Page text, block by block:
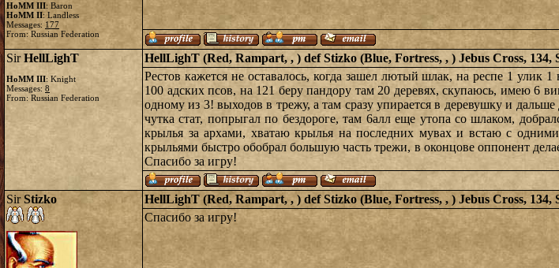
HoMM III: Baron
HoMM II: Landless
Messages: 177
From: Russian Federation
SirHellLighT
HoMM III: Knight
Messages: 8
From: Russian Federation
HellLighT (Red, Rampart, , ) def Stizko (Blue, Fortress, , ) Jebus Cross, 134,
Рестов кажется не оставалось, когда зашел лютый шлак, на респе 1 улик
100 адских псов, на 121 беру пандору там 20 деревях, скупаюсь, имею 6
одному из 3! выходов в трежу, а там сразу упирается в деревушку и
чутка стат, попрыгал по бездороге, там 6алл еще утопа со шлаком,
крылья за архами, хватаю крылья на последних мувах и встаю с
крыльями быстро обобрал большую часть трежи, в оконцове оппонент
Спасибо за игру!
Sir Stizko HellLighT (Red, Rampart, , ) def Stizko (Blue, Fortress, , ) Jebus Cross, 134,
Спасибо за игру!